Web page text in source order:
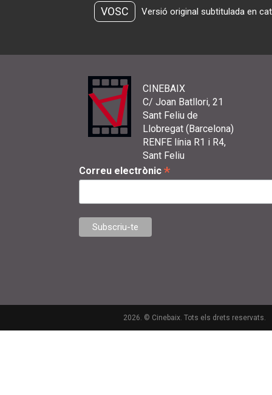
VOSC Versió original subtitulada en
CINEBAIX
C/ Joan Batllori, 21
Sant Feliu de
Llobregat (Barcelona)
RENFE línia R1 i R4,
Sant Feliu
Correu electrònic *
2026. © Cinebaix. Tots els drets reservats.